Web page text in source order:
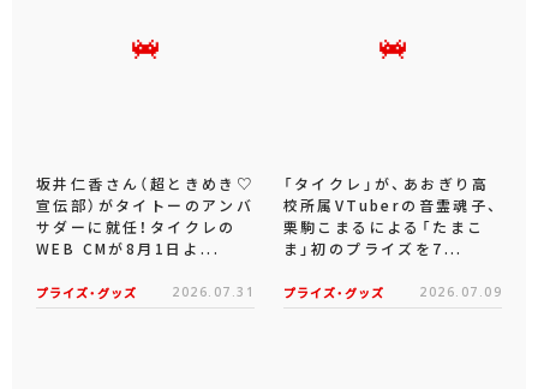
坂井仁香さん（超ときめき♡
宣伝部）がタイトーのアンバ
サダーに就任！タイクレの
WEB CMが8月1日よ...
プライズ・グッズ 2026.07.31
「タイクレ」が、あおぎり高
校所属VTuberの音霊魂子、
栗駒こまるによる「たまこ
ま」初のプライズを7...
プライズ・グッズ 2026.07.09